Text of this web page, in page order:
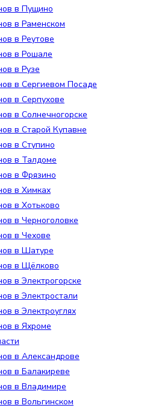
в Пущино
в Раменском
в Реутове
в Рошале
в Рузе
в Сергиевом Посаде
в Серпухове
в Солнечногорске
в Старой Купавне
в Ступино
в Талдоме
в Фрязино
в Химках
в Хотьково
в Черноголовке
в Чехове
в Шатуре
в Щёлково
в Электрогорске
в Электростали
в Электроуглях
в Яхроме
в Александрове
в Балакиреве
в Владимире
в Вольгинском